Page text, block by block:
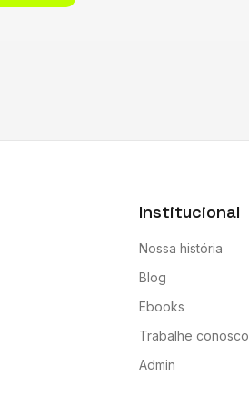
Institucional
Nossa história
Blog
Ebooks
Trabalhe conosco
Admin